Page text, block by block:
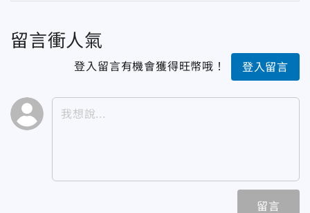
留言衝人氣
登入留言有機會獲得旺幣哦！ 登入留言
留言